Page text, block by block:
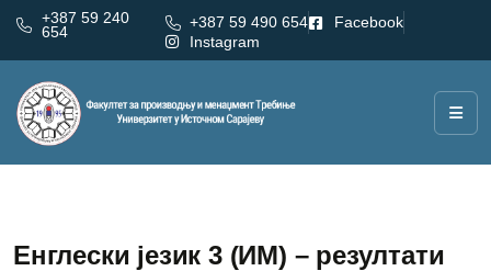
+387 59 240
654
+387 59 490 654
Facebook
Instagram
Енглески језик 3 (ИМ) – резултати